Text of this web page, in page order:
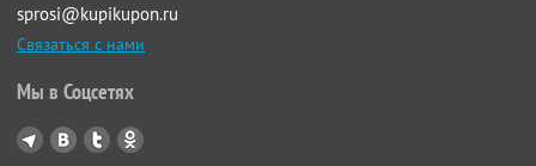
sprosi@kupikupon.ru
Связаться с нами
Мы в Соцсетях